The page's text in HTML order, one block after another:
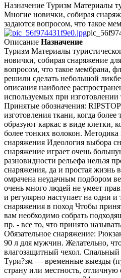
Назначение Туризм Материалы
Многие новички, собирая
задаются вопросом, что такое
Описание Назначение
Туризм Материалы
новички, собирая снаряжение
вопросом, что такое мембрана,
решили сделать небольшой
описания наиболее
используемых при изготовлении
Принятые обозначения:
изготовления ткани, когда
образуют каркас в виде клетки,
более тонких волокон.
снаряжения Идеология выбора
снаряжение играет очень
разновидности рельефа нельзя
снаряжения, да и простая жизнь
омрачена неудачным подбором
очень много людей не умеет
и регулярно наступает на одни
снаряжения в поход Чтобы
вам необходимо собрать
пр. - все то, что принято
Обязательное снаряжение:
90 л для мужчин. Желательно,
влагозащитный чехол.
Тури?зм — временные выезды
страну или местность, отличную